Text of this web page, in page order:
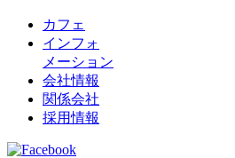
カフェ
インフォ
メーション
会社情報
関係会社
採用情報